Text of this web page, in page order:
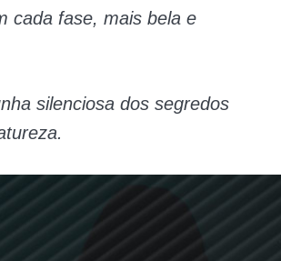
cada fase, mais bela e
silenciosa dos segredos